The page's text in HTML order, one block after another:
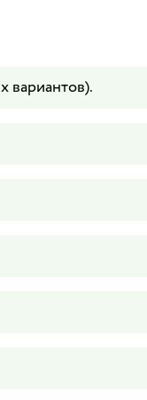
вариантов).